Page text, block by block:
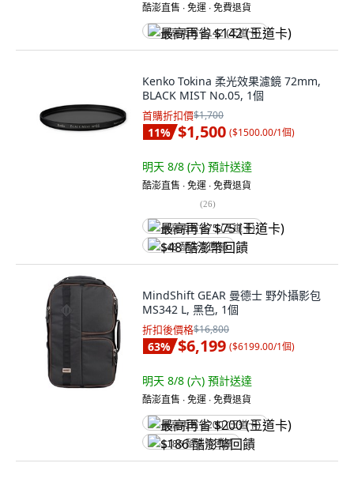
酷澎直售 ∙ 免運 ∙ 免費退貨
最高再省 $142 (王道卡)
Kenko Tokina 柔光效果濾鏡 72mm,
BLACK MIST No.05, 1個
首購折扣價$1,700
11% $1,500 ($1500.00/1個)
明天 8/8 (六) 預計送達
酷澎直售 ∙ 免運 ∙ 免費退貨
(26)
最高再省 $75 (王道卡)
$48 酷澎幣回饋
MindShift GEAR 曼德士 野外攝影包
MS342 L, 黑色, 1個
折扣後價格$16,800
63% $6,199 ($6199.00/1個)
明天 8/8 (六) 預計送達
酷澎直售 ∙ 免運 ∙ 免費退貨
最高再省 $200 (王道卡)
$186 酷澎幣回饋